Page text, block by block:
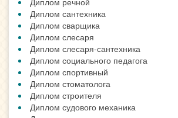
Диплом сантехника
Диплом сварщика
Диплом слесаря
Диплом слесаря-сантехника
Диплом социального педагога
Диплом спортивный
Диплом стоматолога
Диплом строителя
Диплом судового механика